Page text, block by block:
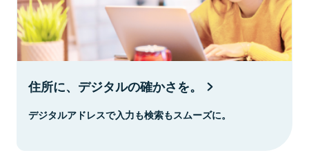
住所に、デジタルの確かさを。
デジタルアドレスで入力も検索もスムーズに。